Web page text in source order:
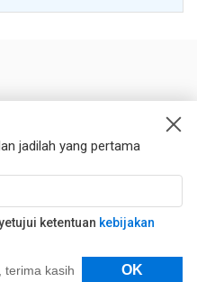
jadilah yang pertama
ketentuan kebijakan
terima kasih OK